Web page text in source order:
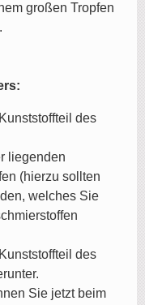
großen Tropfen
des
liegenden
(hierzu sollten
welches Sie
des
Sie jetzt beim